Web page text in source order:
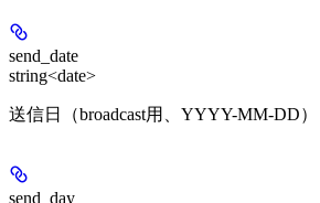
send_date
string<date>
送信日（broadcast用、YYYY-MM-DD）
send_day